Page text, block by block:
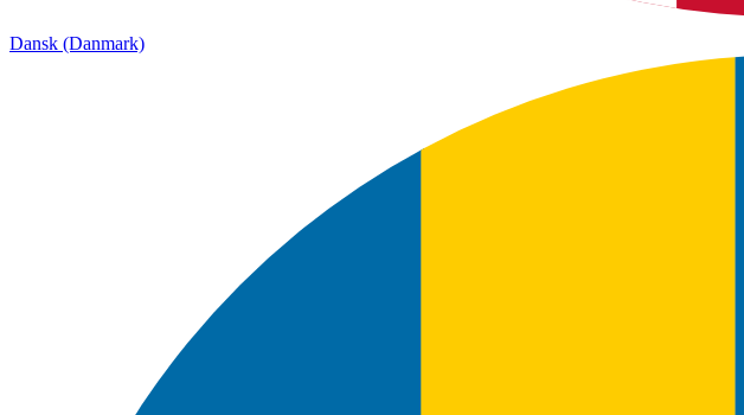
Dansk (Danmark)